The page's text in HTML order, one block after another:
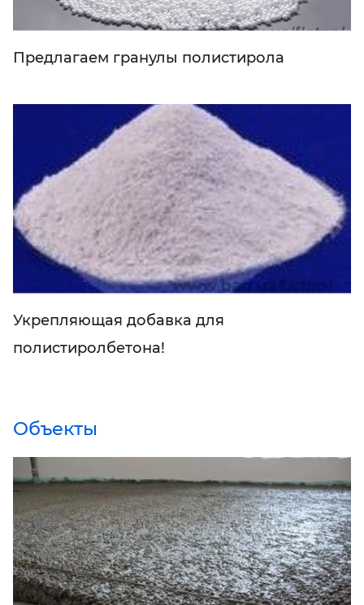
Предлагаем гранулы полистирола
Укрепляющая добавка для
полистиролбетона!
Объекты